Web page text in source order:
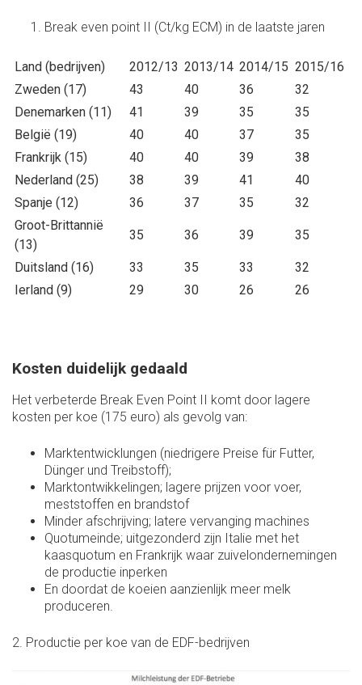
Break even point II (Ct/kg ECM) in de laatste jaren
Land (bedrijven) 2012/13 2013/14 2014/15 2015/16
Zweden (17)
43 40 36
32
Denemarken (11)
41 39 35
35
België (19)
40 40 37
35
Frankrijk (15)
40 40 39
38
Nederland (25)
38 39 41
40
Spanje (12)
36 37 35
32
Groot-Brittannië
(13)
35 36 39 35
Duitsland (16) 33 35 33
32
Ierland (9)
29 30 26 26
Kosten duidelijk gedaald
Het verbeterde Break Even Point II komt door lagere
kosten per koe (175 euro) als gevolg van:
Marktentwicklungen (niedrigere Preise für Futter,
Dünger und Treibstoff);
Marktontwikkelingen; lagere prijzen voor voer,
meststoffen en brandstof
Minder afschrijving; latere vervanging machines
Quotumeinde; uitgezonderd zijn Italie met het
kaasquotum en Frankrijk waar zuivelondernemingen
de productie inperken
En doordat de koeien aanzienlijk meer melk
produceren.
2. Productie per koe van de EDF-bedrijven